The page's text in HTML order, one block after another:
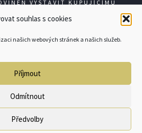
souhlas s cookies
našich webových stránek a našich služeb.
Příjmout
Odmítnout
Předvolby
VYSTAVIT KUPUJÍCÍMU
U SPRÁVCE DANĚ ONLINE; V
VÝPADKU PAK NEJPOZDĚJI
2026